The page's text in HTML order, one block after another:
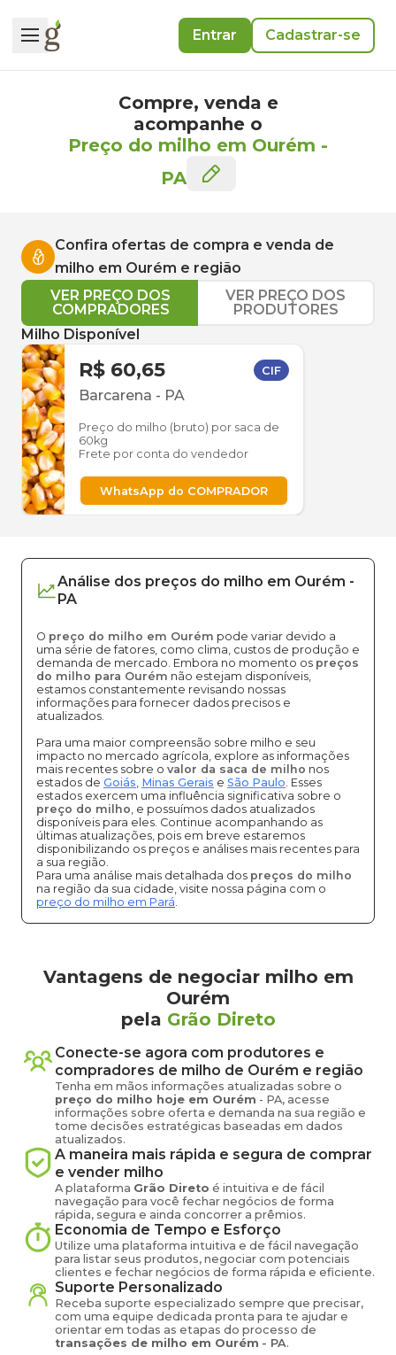
Entrar Cadastrar-se
Compre, venda e
acompanhe o
Preço do milho em Ourém -
PA
Confira ofertas de compra e venda de
milho em Ourém e região
VER PREÇO DOS
COMPRADORES
VER PREÇO DOS
PRODUTORES
Milho Disponível
R$ 60,65 CIF
Barcarena - PA
Preço do milho (bruto) por saca de
60kg
Frete por conta do vendedor
WhatsApp do COMPRADOR
Análise dos preços do milho em Ourém -
PA
O preço do milho em Ourém pode variar devido a
uma série de fatores, como clima, custos de produção e
demanda de mercado. Embora no momento os preços
do milho para Ourém não estejam disponíveis,
estamos constantemente revisando nossas
informações para fornecer dados precisos e
atualizados.
Para uma maior compreensão sobre milho e seu
impacto no mercado agrícola, explore as informações
mais recentes sobre o valor da saca de milho nos
estados de Goiás, Minas Gerais e São Paulo. Esses
estados exercem uma influência significativa sobre o
preço do milho, e possuímos dados atualizados
disponíveis para eles. Continue acompanhando as
últimas atualizações, pois em breve estaremos
disponibilizando os preços e análises mais recentes para
a sua região.
Para uma análise mais detalhada dos preços do milho
na região da sua cidade, visite nossa página com o
preço do milho em Pará.
Vantagens de negociar milho em
Ourém
pela Grão Direto
Conecte-se agora com produtores e
compradores de milho de Ourém e região
Tenha em mãos informações atualizadas sobre o
preço do milho hoje em Ourém - PA, acesse
informações sobre oferta e demanda na sua região e
tome decisões estratégicas baseadas em dados
atualizados.
A maneira mais rápida e segura de comprar
e vender milho
A plataforma Grão Direto é intuitiva e de fácil
navegação para você fechar negócios de forma
rápida, segura e ainda concorrer a prêmios.
Economia de Tempo e Esforço
Utilize uma plataforma intuitiva e de fácil navegação
para listar seus produtos, negociar com potenciais
clientes e fechar negócios de forma rápida e eficiente.
Suporte Personalizado
Receba suporte especializado sempre que precisar,
com uma equipe dedicada pronta para te ajudar e
orientar em todas as etapas do processo de
transações de milho em Ourém - PA.